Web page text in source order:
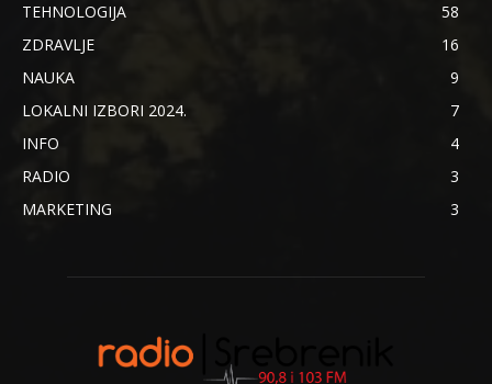
TEHNOLOGIJA
58
ZDRAVLJE
16
NAUKA
9
LOKALNI IZBORI 2024.
7
INFO
4
RADIO
3
MARKETING
3